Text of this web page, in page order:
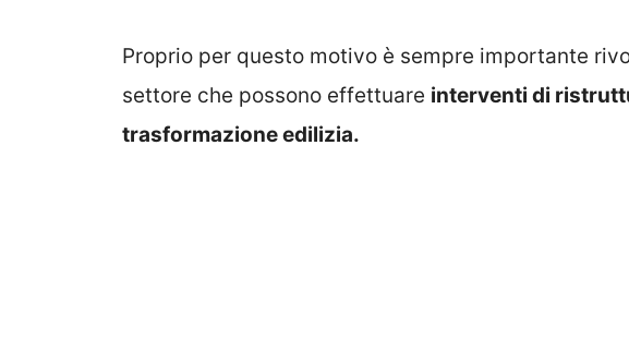
Proprio per questo motivo è sempre importante
settore che possono effettuare interventi di
trasformazione edilizia.